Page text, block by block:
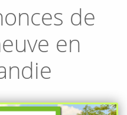
de
en